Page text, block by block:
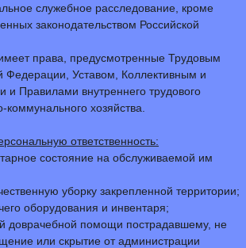
служебное расследование, кроме
законодательством Российской
права, предусмотренные Трудовым
Федерации, Уставом, Коллективным и
и Правилами внутреннего трудового
хозяйства.
ответственность:
состояние на обслуживаемой им
уборку закрепленной территории;
оборудования и инвентаря;
доврачебной помощи пострадавшему, не
или скрытие от администрации